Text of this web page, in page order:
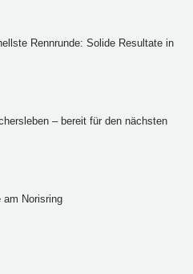
Rennrunde: Solide Resultate in
– bereit für den nächsten
am Norisring